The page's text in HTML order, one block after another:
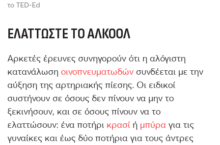
το TED-Ed
ΕΛΑΤΤΏΣΤΕ ΤΟ ΑΛΚΟΌΛ
Αρκετές έρευνες συνηγορούν ότι η αλόγιστη
κατανάλωση οινοπνευματωδών συνδέεται με την
αύξηση της αρτηριακής πίεσης. Οι ειδικοί
συστήνουν σε όσους δεν πίνουν να μην το
ξεκινήσουν, και σε όσους πίνουν να το
ελαττώσουν: ένα ποτήρι κρασί ή μπύρα για τις
γυναίκες και έως δύο ποτήρια για τους άντρες